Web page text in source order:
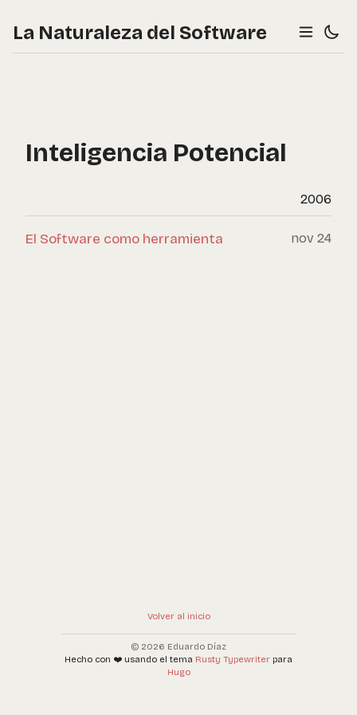
La Naturaleza del Software
Inteligencia Potencial
2006
El Software como herramienta nov 24
Volver al inicio
© 2026 Eduardo Díaz
Hecho con ❤️ usando el tema Rusty Typewriter para
Hugo